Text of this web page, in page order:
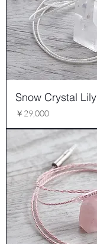
Snow Crystal Lily
価格
￥29,000